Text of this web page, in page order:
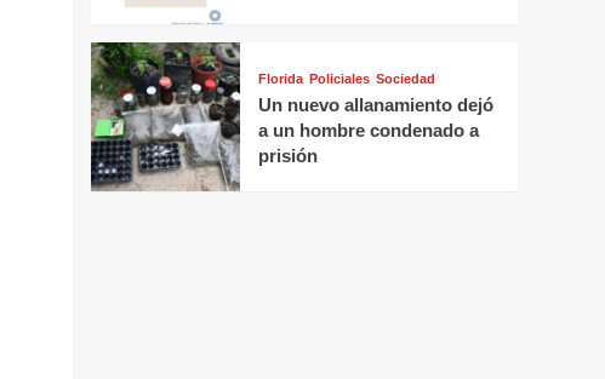
Florida Policiales Sociedad
Un nuevo allanamiento dejó
a un hombre condenado a
prisión